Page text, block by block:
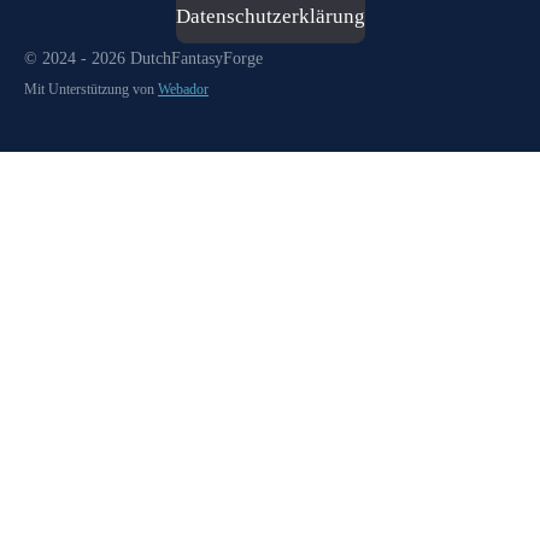
Datenschutzerklärung
© 2024 - 2026 DutchFantasyForge
Mit Unterstützung von Webador